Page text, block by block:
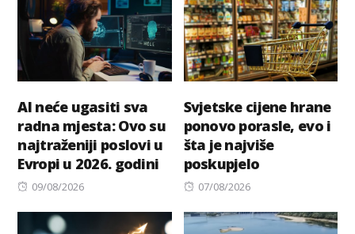
AI neće ugasiti sva
radna mjesta: Ovo su
najtraženiji poslovi u
Evropi u 2026. godini
Posted
09/08/2026
Svjetske cijene hrane
ponovo porasle, evo i
šta je najviše
poskupjelo
Posted
07/08/2026